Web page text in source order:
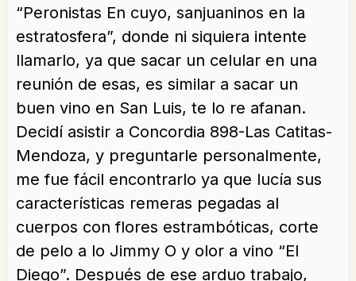
“Peronistas En cuyo, sanjuaninos en la
estratosfera”, donde ni siquiera intente
llamarlo, ya que sacar un celular en una
reunión de esas, es similar a sacar un
buen vino en San Luis, te lo re afanan.
Decidí asistir a Concordia 898-Las Catitas-
Mendoza, y preguntarle personalmente,
me fue fácil encontrarlo ya que lucía sus
características remeras pegadas al
cuerpos con flores estrambóticas, corte
de pelo a lo Jimmy O y olor a vino “El
Diego”. Después de ese arduo trabajo,